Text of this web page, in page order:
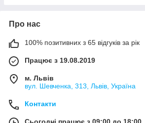
Про нас
100% позитивних з 65 відгуків за рік
Працює з 19.08.2019
м. Львів
вул. Шевченка, 313, Львів, Україна
Контакти